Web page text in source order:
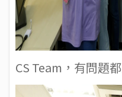
CS Team，有問題